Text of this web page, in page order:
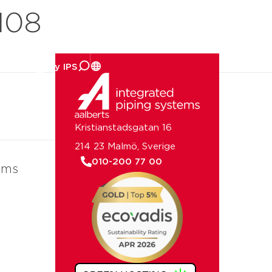
Kristianstadsgatan 16
214 23 Malmö, Sverige
010-200 77 00